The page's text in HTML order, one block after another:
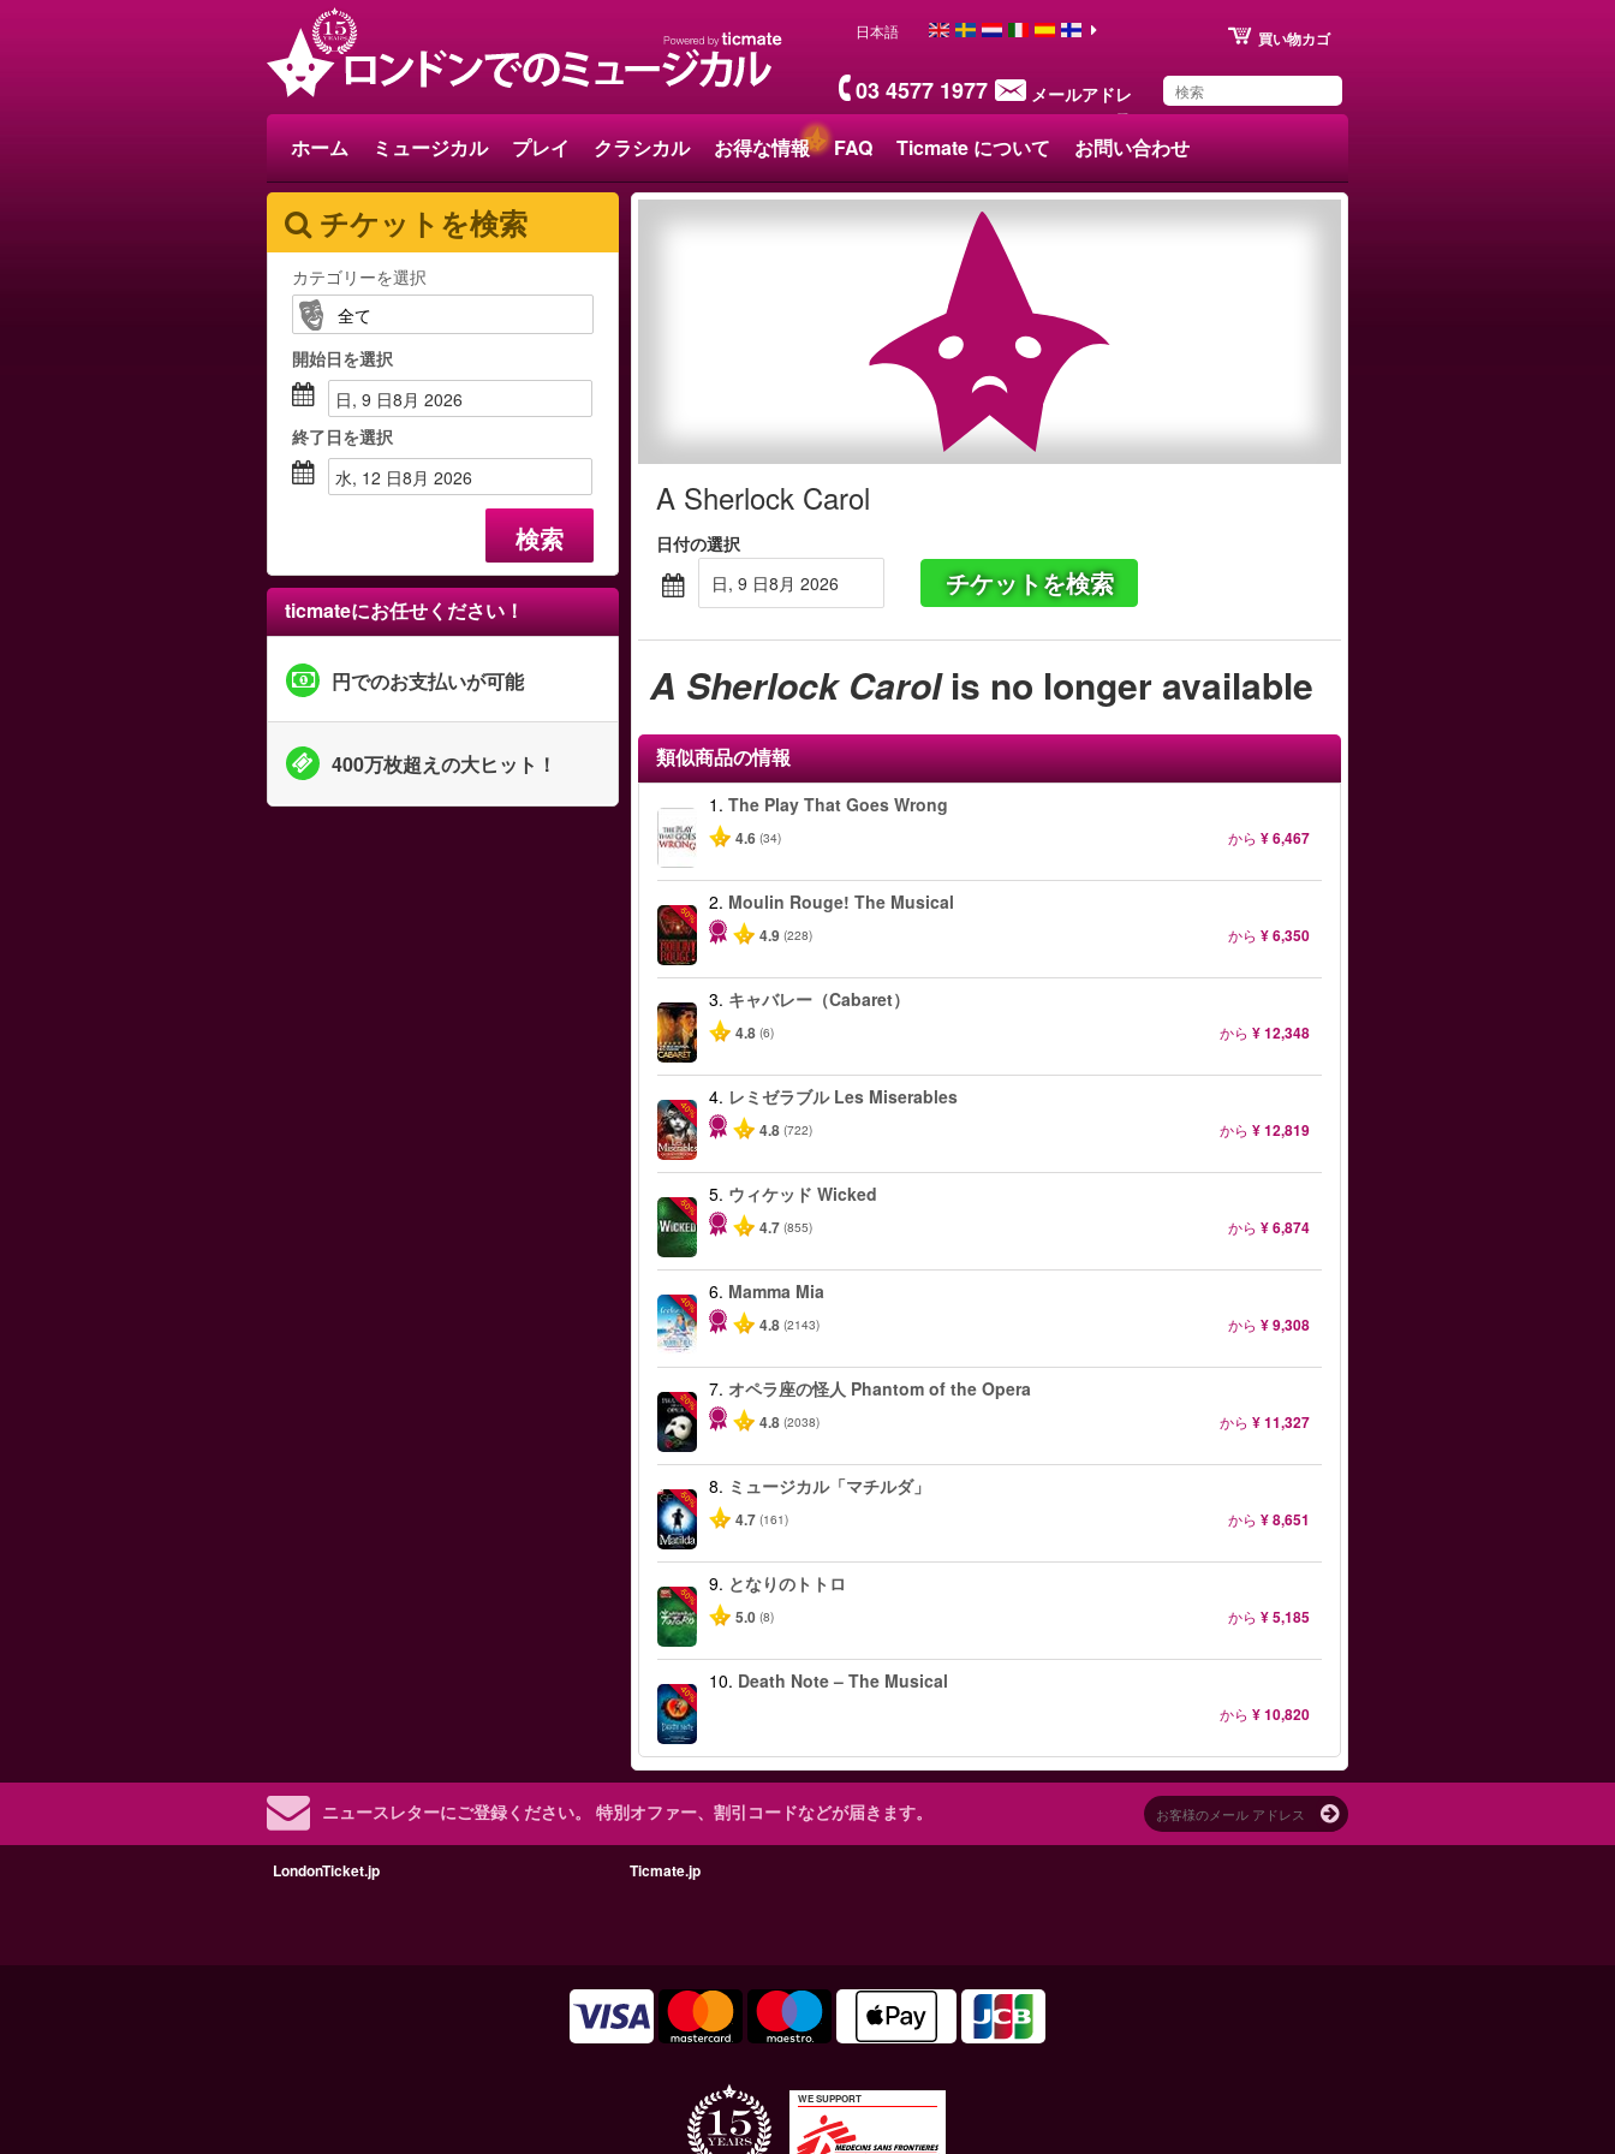
03 4577 1977
メールアドレ
ス
買い物カゴ
日本語
ホーム ミュージカル プレイ クラシカル お得な情報 FAQ Ticmate について お問い合わせ
チケットを検索
カテゴリーを選択
開始日を選択
日, 9 日8月 2026
終了日を選択
水, 12 日8月 2026
検索
ticmateにお任せください！
円でのお支払いが可能
400万枚超えの大ヒット！
A Sherlock Carol
日付の選択
日, 9 日8月 2026
チケットを検索
A Sherlock Carolis no longer available
類似商品の情報
1.The Play That Goes Wrong
4.6 (34) から ¥ 6,467
-50%
2. Moulin Rouge! The Musical
4.9 (228) から ¥ 6,350
3. キャバレー（Cabaret）
4.8 (6) から ¥ 12,348
-40%
4. レミゼラブル Les Miserables
4.8 (722) から ¥ 12,819
-50%
5. ウィケッド Wicked
4.7 (855) から ¥ 6,874
-40%
6. Mamma Mia
4.8 (2143) から ¥ 9,308
-20%
7. オペラ座の怪人 Phantom of the Opera
4.8 (2038) から ¥ 11,327
-50%
8. ミュージカル「マチルダ」
4.7 (161) から ¥ 8,651
-50%
9. となりのトトロ
5.0 (8) から ¥ 5,185
-40%
10. Death Note – The Musical
から ¥ 10,820
ニュースレターにご登録ください。 特別オファー、割引コードなどが届きます。
LondonTicket.jp Ticmate.jp
WE SUPPORT